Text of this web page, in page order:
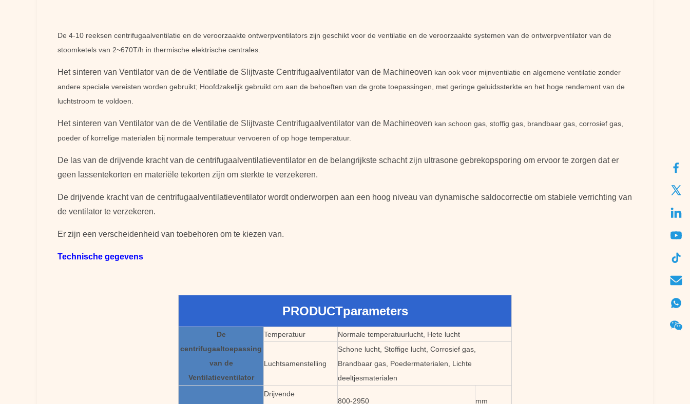
De 4-10 reeksen centrifugaalventilatie en de veroorzaakte ontwerpventilators zijn geschikt voor de ventilatie en de veroorzaakte systemen van de ontwerpventilator van de
stoomketels van 2~670T/h in thermische elektrische centrales.
Het sinteren van Ventilator van de de Ventilatie de Slijtvaste Centrifugaalventilator van de Machineoven kan ook voor mijnventilatie en algemene ventilatie zonder
andere speciale vereisten worden gebruikt; Hoofdzakelijk gebruikt om aan de behoeften van de grote toepassingen, met geringe geluidssterkte en het hoge rendement van de
luchtstroom te voldoen.
Het sinteren van Ventilator van de de Ventilatie de Slijtvaste Centrifugaalventilator van de Machineoven kan schoon gas, stoffig gas, brandbaar gas, corrosief gas,
poeder of korrelige materialen bij normale temperatuur vervoeren of op hoge temperatuur.
De las van de drijvende kracht van de centrifugaalventilatieventilator en de belangrijkste schacht zijn ultrasone gebrekopsporing om ervoor te zorgen dat er
geen lassentekorten en materiële tekorten zijn om sterkte te verzekeren.
De drijvende kracht van de centrifugaalventilatieventilator wordt onderworpen aan een hoog niveau van dynamische saldocorrectie om stabiele verrichting van
de ventilator te verzekeren.
Er zijn een verscheidenheid van toebehoren om te kiezen van.
Technische gegevens
PRODUCTparameters
De
centrifugaaltoepassing
van de
Ventilatieventilator
Temperatuur Normale temperatuurlucht, Hete lucht
Luchtsamenstelling
Schone lucht, Stoffige lucht, Corrosief gas,
Brandbaar gas, Poedermaterialen, Lichte
deeltjesmaterialen
Drijvende
800-2950 mm